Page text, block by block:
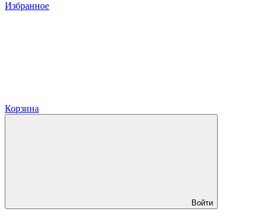
Избранное
Корзина
Войти